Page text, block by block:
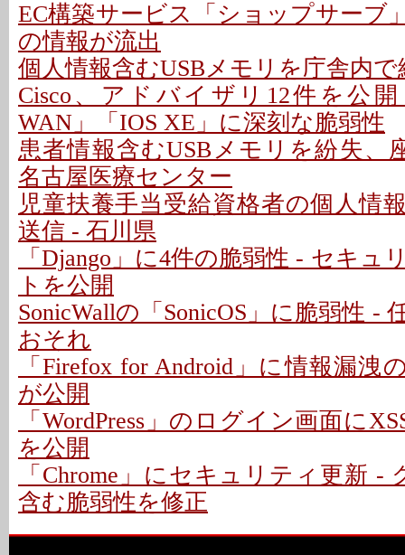
EC構築サービス「ショップサーブ
の情報が流出
個人情報含むUSBメモリを庁舎内で
Cisco、アドバイザリ12件を公開
WAN」「IOS XE」に深刻な脆弱性
患者情報含むUSBメモリを紛失、
名古屋医療センター
児童扶養手当受給資格者の個人情
送信 - 石川県
「Django」に4件の脆弱性 - セキュ
トを公開
SonicWallの「SonicOS」に脆弱性 -
おそれ
「Firefox for Android」に情報漏洩
が公開
「WordPress」のログイン画面に
を公開
「Chrome」にセキュリティ更新 -
含む脆弱性を修正